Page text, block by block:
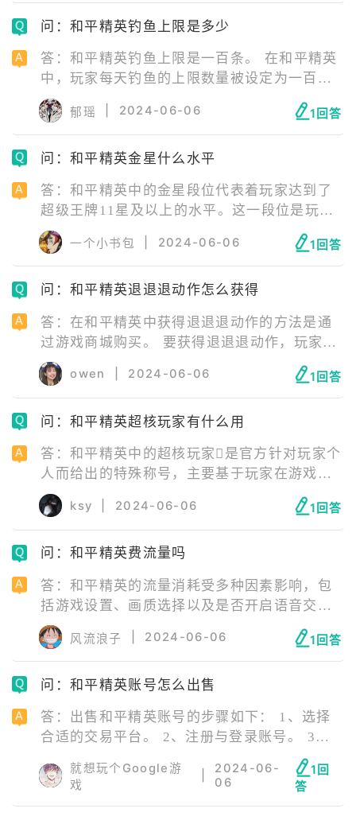
问：和平精英钓鱼上限是多少
答：和平精英钓鱼上限是一百条。 在和平精英
中，玩家每天钓鱼的上限数量被设定为一百
条。一旦玩家达到这个上限，系统将会提示并
阻止他们继续钓鱼，直到第二天凌晨五点刷
新。这意味着玩家需要合理安排自己的钓鱼活
动，以避免超过这个限制。此外，钓鱼获得的
这增加了游戏的趣味性和挑战性。
郁瑶 2024-06-06 1回答
问：和平精英金星什么水平
答：和平精英中的金星段位代表着玩家达到了
超级王牌11星及以上的水平。这一段位是玩家
在游戏中达到的较高成就之一，标志着玩家在
游戏中的技术和策略已经达到了一个较高的水
平。
一个小书包 2024-06-06 1回答
问：和平精英退退退动作怎么获得
答：在和平精英中获得退退退动作的方法是通
过游戏商城购买。 要获得退退退动作，玩家需
要按照以下步骤操作： 1、首先，选择点击游
戏商城。 2、在打开的界面中，点击动作选
项。 3、在动作选项中，选择退退退动作。
4、最后，选择点击购买即可获得该动作。
owen 2024-06-06 1回答
问：和平精英超核玩家有什么用
答：和平精英中的超核玩家是官方针对玩家个
人而给出的特殊称号，主要基于玩家在游戏中
充值的点券数量。获得这一称号的玩家可以享
受到私享服务、专属福利活动，以及和平精英
专属管家提供的专业游戏管家团队服务，享受
7x24小时的优先处理权益。此外，超核玩家还
游戏第一手资料等，拥有极佳的游戏体验。
ksy 2024-06-06 1回答
问：和平精英费流量吗
答：和平精英的流量消耗受多种因素影响，包
括游戏设置、画质选择以及是否开启语音交
流。玩家可以根据自己的流量情况和游戏需求
来调整这些设置，以合理管理流量消耗。
风流浪子 2024-06-06 1回答
问：和平精英账号怎么出售
答：出售和平精英账号的步骤如下： 1、选择
合适的交易平台。 2、注册与登录账号。 3、
发布卖号信息。 4、等待买家联系。 5、协商
交易价格。 6、完成交易。 7、售后服务与评
价。 在整个过程中，选择一个安全可靠的交易
就想玩个Google游
戏
2024-06-
06
1回
答